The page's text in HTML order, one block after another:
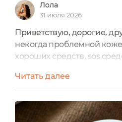
Лола
31 июля 2026
Приветствую, дорогие,
некогда проблемной
хороших средств, sos
которые улучшают
очень люблю sos маски,
на улучшение состояния
требует
Читать далее